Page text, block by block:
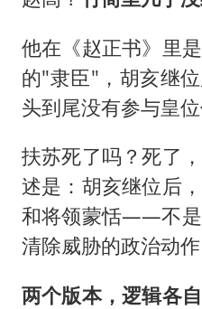
他在《赵正书》里
的"隶臣"，胡亥继
头到尾没有参与皇位
扶苏死了吗？死了
述是：胡亥继位后
和将领蒙恬——不是
清除威胁的政治动作
两个版本，逻辑各